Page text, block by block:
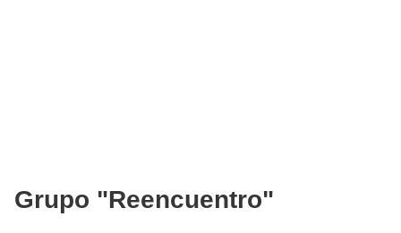
Grupo "Reencuentro"